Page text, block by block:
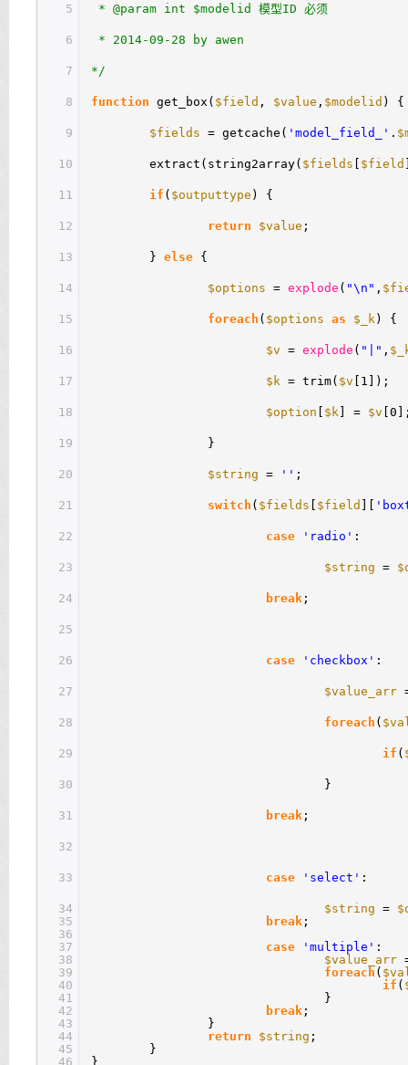
5
6
7
8
9
10
11
12
13
14
15
16
17
18
19
20
21
22
23
24
25
26
27
28
29
30
31
32
33
34
35
36
37
38
39
40
41
42
43
44
45
46
* @param int $modelid 模型ID 必须
* 2014-09-28 by awen
*/
function get_box( $field , $value , $modelid ) {
$fields = getcache( 'model_field_' .
extract(string2array( $fields $field
if ( $outputtype ) {
return $value ;
} else {
$options = explode ( "\n" ,
foreach ( $options as $_k ) {
$v = explode ( "|" ,
$k = trim( $v [1]);
$option $k ] = $v
}
$string = '' ;
switch ( $fields $field
case 'radio' :
$string =
break ;
case 'checkbox' :
$value_arr
foreach (
if (
}
break ;
case 'select' :
$string =
break ;
case
'multiple' :
$value_arr
foreach (
if (
}
break ;
}
return
$string ;
}
}